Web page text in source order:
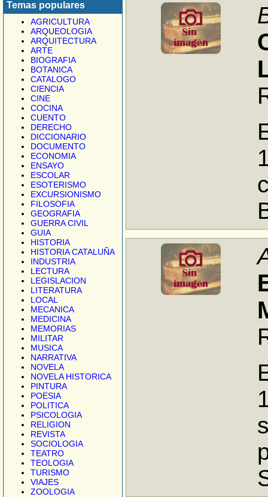
Temas populares
AGRICULTURA
ARQUEOLOGIA
ARQUITECTURA
ARTE
BIOGRAFIA
BOTANICA
CATALOGO
CIENCIA
CINE
COCINA
CUENTO
DERECHO
DICCIONARIO
DOCUMENTO
ECONOMIA
ENSAYO
ESCOLAR
ESOTERISMO
EXCURSIONISMO
FILOSOFIA
GEOGRAFIA
GUERRA CIVIL
GUIA
HISTORIA
HISTORIA CATALUÑA
INDUSTRIA
LECTURA
LEGISLACION
LITERATURA
LOCAL
MECANICA
MEDICINA
MEMORIAS
MILITAR
MUSICA
NARRATIVA
NOVELA
NOVELA HISTORICA
PINTURA
POESIA
POLITICA
PSICOLOGIA
RELIGION
REVISTA
SOCIOLOGIA
TEATRO
TEOLOGIA
TURISMO
VIAJES
ZOOLOGIA